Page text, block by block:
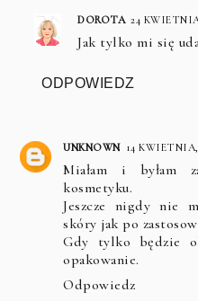
DOROTA 24
Jak tylko mi się
ODPOWIEDZ
UNKNOWN 14 KWIETNIA,
Miałam i byłam
kosmetyku.
Jeszcze nigdy nie
skóry jak po
Gdy tylko będzie
opakowanie.
Odpowiedz